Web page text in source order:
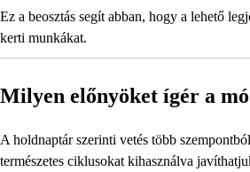
Ez a beosztás segít abban, hogy a lehető
kerti munkákat.
Milyen előnyöket ígér a
A holdnaptár szerinti vetés több
természetes ciklusokat kihasználva